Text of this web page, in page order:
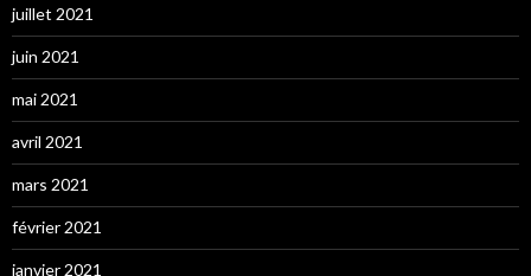
juillet 2021
juin 2021
mai 2021
avril 2021
mars 2021
février 2021
janvier 2021